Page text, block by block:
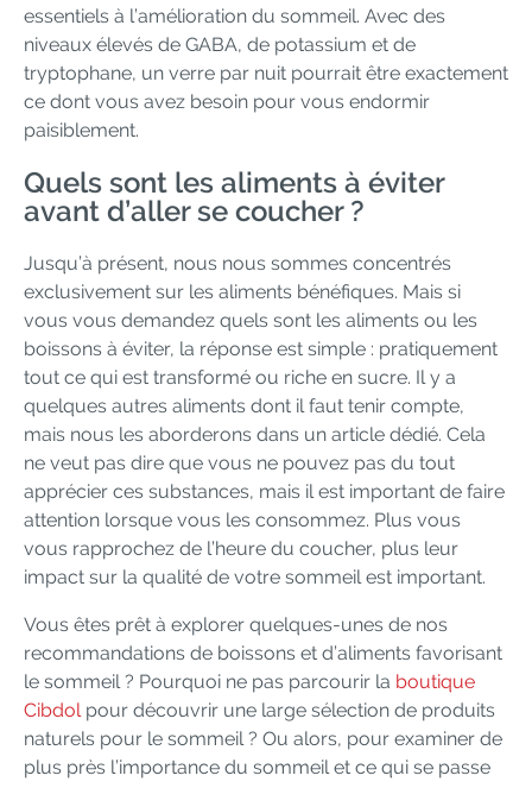
essentiels à l’amélioration du sommeil. Avec des
niveaux élevés de GABA, de potassium et de
tryptophane, un verre par nuit pourrait être exactement
ce dont vous avez besoin pour vous endormir
paisiblement.
Quels sont les aliments à éviter
avant d’aller se coucher ?
Jusqu’à présent, nous nous sommes concentrés
exclusivement sur les aliments bénéfiques. Mais si
vous vous demandez quels sont les aliments ou les
boissons à éviter, la réponse est simple : pratiquement
tout ce qui est transformé ou riche en sucre. Il y a
quelques autres aliments dont il faut tenir compte,
mais nous les aborderons dans un article dédié. Cela
ne veut pas dire que vous ne pouvez pas du tout
apprécier ces substances, mais il est important de faire
attention lorsque vous les consommez. Plus vous
vous rapprochez de l’heure du coucher, plus leur
impact sur la qualité de votre sommeil est important.
Vous êtes prêt à explorer quelques-unes de nos
recommandations de boissons et d’aliments favorisant
le sommeil ? Pourquoi ne pas parcourir la boutique
Cibdol pour découvrir une large sélection de produits
naturels pour le sommeil ? Ou alors, pour examiner de
plus près l’importance du sommeil et ce qui se passe